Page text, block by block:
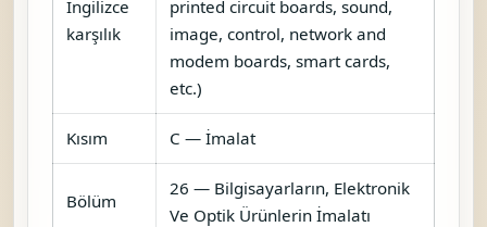
İngilizce
karşılık
printed circuit boards, sound,
image, control, network and
modem boards, smart cards,
etc.)
Kısım C — İmalat
Bölüm
26 — Bilgisayarların, Elektronik
Ve Optik Ürünlerin İmalatı